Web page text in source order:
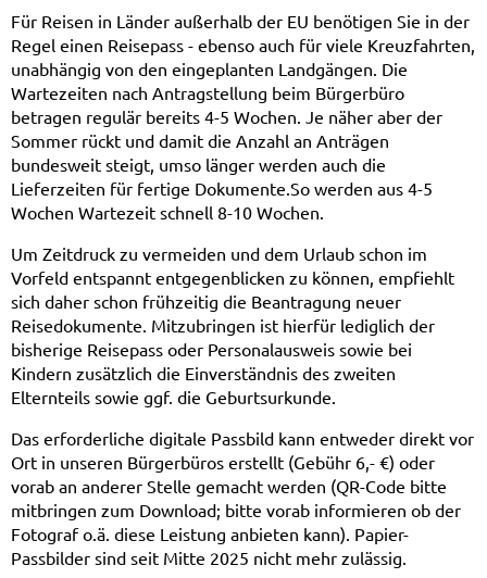
Für Reisen in Länder außerhalb der EU benötigen Sie in der
Regel einen Reisepass - ebenso auch für viele Kreuzfahrten,
unabhängig von den eingeplanten Landgängen. Die
Wartezeiten nach Antragstellung beim Bürgerbüro
betragen regulär bereits 4-5 Wochen. Je näher aber der
Sommer rückt und damit die Anzahl an Anträgen
bundesweit steigt, umso länger werden auch die
Lieferzeiten für fertige Dokumente.So werden aus 4-5
Wochen Wartezeit schnell 8-10 Wochen.
Um Zeitdruck zu vermeiden und dem Urlaub schon im
Vorfeld entspannt entgegenblicken zu können, empfiehlt
sich daher schon frühzeitig die Beantragung neuer
Reisedokumente. Mitzubringen ist hierfür lediglich der
bisherige Reisepass oder Personalausweis sowie bei
Kindern zusätzlich die Einverständnis des zweiten
Elternteils sowie ggf. die Geburtsurkunde.
Das erforderliche digitale Passbild kann entweder direkt vor
Ort in unseren Bürgerbüros erstellt (Gebühr 6,- €) oder
vorab an anderer Stelle gemacht werden (QR-Code bitte
mitbringen zum Download; bitte vorab informieren ob der
Fotograf o.ä. diese Leistung anbieten kann). Papier-
Passbilder sind seit Mitte 2025 nicht mehr zulässig.